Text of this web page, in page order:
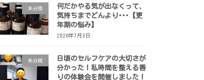
未分類
何だかやる気が出なくって、
気持ちまでどんより･･･【更
年期の悩み】
2026年7月3日
未分類
日頃のセルフケアの大切さが
分かった！私時間を整える香
りの体験会を開催しました！